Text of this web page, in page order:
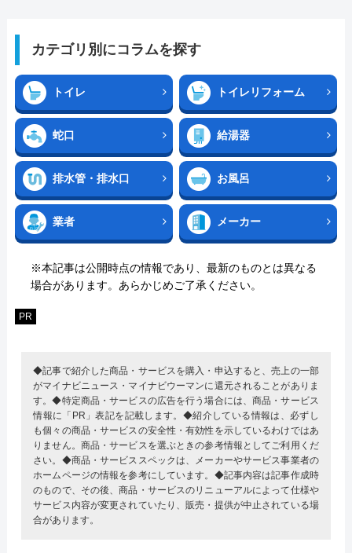
カテゴリ別にコラムを探す
トイレ トイレリフォーム
蛇口 給湯器
排水管・排水口 お風呂
業者 メーカー
※本記事は公開時点の情報であり、最新のものとは異なる
場合があります。あらかじめご了承ください。
PR
◆記事で紹介した商品・サービスを購入・申込すると、売上の一部
がマイナビニュース・マイナビウーマンに還元されることがありま
す。◆特定商品・サービスの広告を行う場合には、商品・サービス
情報に「PR」表記を記載します。◆紹介している情報は、必ずし
も個々の商品・サービスの安全性・有効性を示しているわけではあ
りません。商品・サービスを選ぶときの参考情報としてご利用くだ
さい。◆商品・サービススペックは、メーカーやサービス事業者の
ホームページの情報を参考にしています。◆記事内容は記事作成時
のもので、その後、商品・サービスのリニューアルによって仕様や
サービス内容が変更されていたり、販売・提供が中止されている場
合があります。